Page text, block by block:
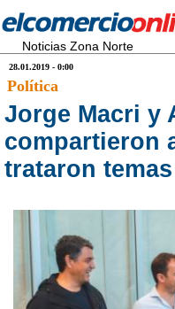
Noticias Zona Norte
28.01.2019 - 0:00
Política
Jorge Macri y
compartieron
trataron